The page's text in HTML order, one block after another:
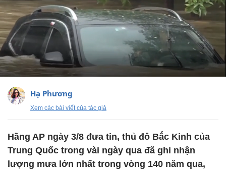
Hạ Phương
Xem các bài viết của tác giả
Hãng AP ngày 3/8 đưa tin, thủ đô Bắc Kinh của
Trung Quốc trong vài ngày qua đã ghi nhận
lượng mưa lớn nhất trong vòng 140 năm qua,